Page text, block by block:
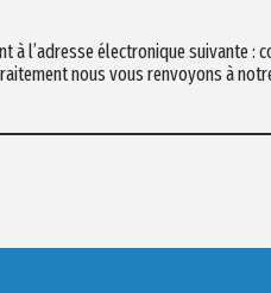
à l’adresse électronique suivante :
nous vous renvoyons à